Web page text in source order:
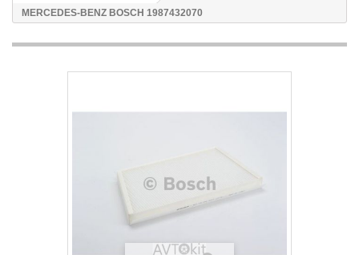
MERCEDES-BENZ BOSCH 1987432070